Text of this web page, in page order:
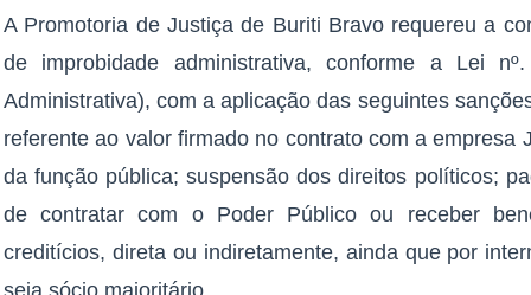
A Promotoria de Justiça de Buriti Bravo requereu a
de improbidade administrativa, conforme a Lei
Administrativa), com a aplicação das seguintes
referente ao valor firmado no contrato com a empresa
da função pública; suspensão dos direitos políticos;
de contratar com o Poder Público ou receber
creditícios, direta ou indiretamente, ainda que por
seja sócio majoritário.